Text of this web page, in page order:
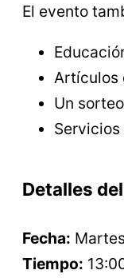
El evento
Artículos
Un
Detalles
Fecha:
Tiempo: